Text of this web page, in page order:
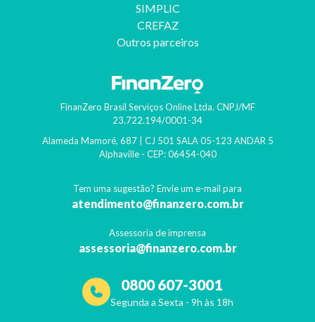
SIMPLIC
CREFAZ
Outros parceiros
FinanZero Brasil Serviços Online Ltda. CNPJ/MF
23.722.194/0001-34
Alameda Mamoré, 687 | CJ 501 SALA 05-123 ANDAR 5
Alphaville- CEP: 06454-040
Tem uma sugestão? Envie um e-mail para
atendimento@finanzero.com.br
Assessoria de imprensa
assessoria@finanzero.com.br
0800 607-3001
Segunda a Sexta - 9h às 18h